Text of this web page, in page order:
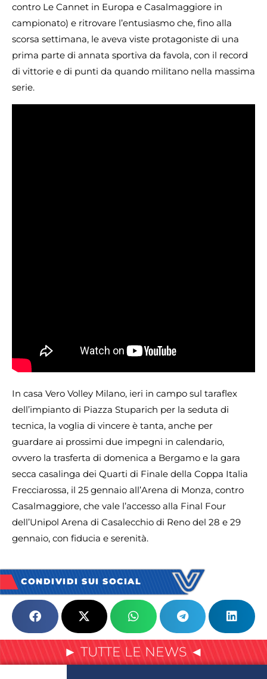
contro Le Cannet in Europa e Casalmaggiore in
campionato) e ritrovare l’entusiasmo che, fino alla
scorsa settimana, le aveva viste protagoniste di una
prima parte di annata sportiva da favola, con il record
di vittorie e di punti da quando militano nella massima
serie.
In casa Vero Volley Milano, ieri in campo sul taraflex
dell’impianto di Piazza Stuparich per la seduta di
tecnica, la voglia di vincere è tanta, anche per
guardare ai prossimi due impegni in calendario,
ovvero la trasferta di domenica a Bergamo e la gara
secca casalinga dei Quarti di Finale della Coppa Italia
Frecciarossa, il 25 gennaio all’Arena di Monza, contro
Casalmaggiore, che vale l’accesso alla Final Four
dell’Unipol Arena di Casalecchio di Reno del 28 e 29
gennaio, con fiducia e serenità.
CONDIVIDI SUI SOCIAL
► TUTTE LE NEWS ◄